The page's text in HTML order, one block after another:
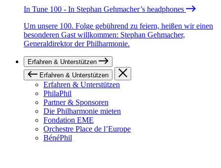
In Tune 100 - In Stephan Gehmacher’s headphones
Um unsere 100. Folge gebührend zu feiern, heißen wir einen
besonderen Gast willkommen: Stephan Gehmacher,
Generaldirektor der Philharmonie.
Erfahren & Unterstützen
Erfahren & Unterstützen
Erfahren & Unterstützen
PhilaPhil
Partner & Sponsoren
Die Philharmonie mieten
Fondation EME
Orchestre Place de l’Europe
BénéPhil